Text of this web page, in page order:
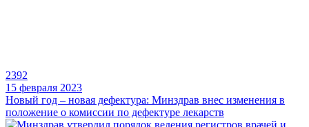
2392
15 февраля 2023
Новый год – новая дефектура: Минздрав внес изменения в
положение о комиссии по дефектуре лекарств